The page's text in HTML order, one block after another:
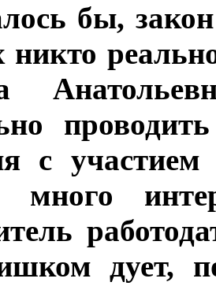
бы,
никто
с участием
много
дует,